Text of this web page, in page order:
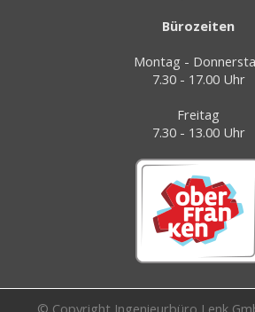
Bürozeiten
Montag -
7.30 - 17.00 Uhr
Freitag
7.30 - 13.00 Uhr
© Copyright Ingenieurbüro Lenk